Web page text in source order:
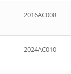
2016AC008
2024AC010